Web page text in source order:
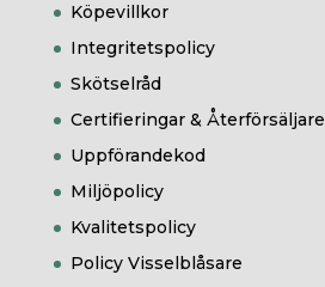
Köpevillkor
Integritetspolicy
Skötselråd
Certifieringar & Återförsäljare
Uppförandekod
Miljöpolicy
Kvalitetspolicy
Policy Visselblåsare